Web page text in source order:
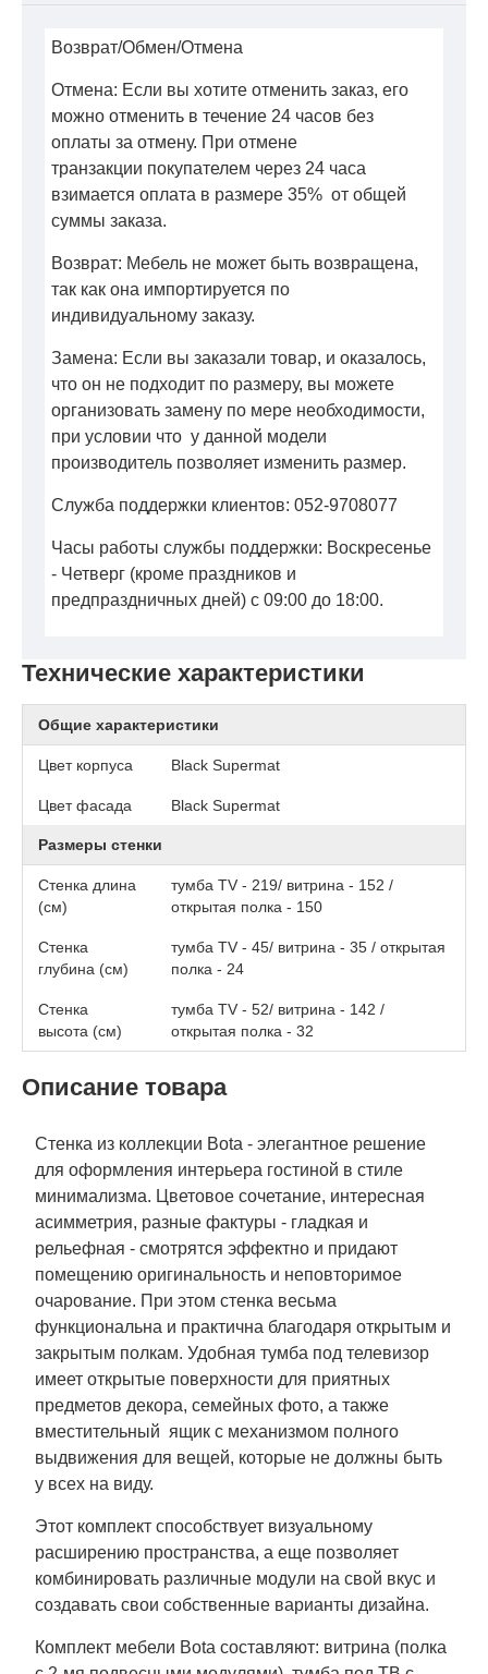
Технические характеристики
Общие характеристики
Цвет корпуса Black Supermat
Цвет фасада Black Supermat
Размеры стенки
Стенка длина
(см)
тумба TV - 219/ витрина - 152 /
открытая полка - 150
Стенка
глубина (см)
тумба TV - 45/ витрина - 35 / открытая
полка - 24
Стенка
высота (см)
тумба TV - 52/ витрина - 142 /
открытая полка - 32
Описание товара
Стенка из коллекции Bota - элегантное решение
для оформления интерьера гостиной в стиле
минимализма. Цветовое сочетание, интересная
асимметрия, разные фактуры - гладкая и
рельефная - смотрятся эффектно и придают
помещению оригинальность и неповторимое
очарование. При этом стенка весьма
функциональна и практична благодаря открытым и
закрытым полкам. Удобная тумба под телевизор
имеет открытые поверхности для приятных
предметов декора, семейных фото, а также
вместительный ящик с механизмом полного
выдвижения для вещей, которые не должны быть
у всех на виду.
Этот комплект способствует визуальному
расширению пространства, а еще позволяет
комбинировать различные модули на свой вкус и
создавать свои собственные варианты дизайна.
Комплект мебели Bota составляют: витрина (полка
Возврат/Обмен/Отмена
Отмена: Если вы хотите отменить заказ, его
можно отменить в течение 24 часов без
оплаты за отмену. При отмене
транзакции покупателем через 24 часа
взимается оплата в размере 35% от общей
суммы заказа.
Возврат: Мебель не может быть возвращена,
так как она импортируется по
индивидуальному заказу.
Замена: Если вы заказали товар, и оказалось,
что он не подходит по размеру, вы можете
организовать замену по мере необходимости,
при условии что у данной модели
производитель позволяет изменить размер.
Служба поддержки клиентов: 052-9708077
Часы работы службы поддержки: Воскресенье
- Четверг (кроме праздников и
предпраздничных дней) с 09:00 до 18:00.